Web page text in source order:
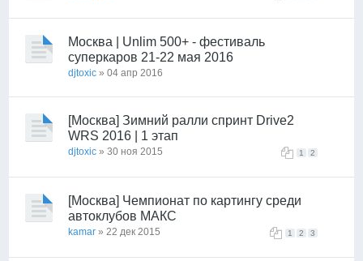
Москва | Unlim 500+ - фестиваль
суперкаров 21-22 мая 2016
djtoxic » 04 апр 2016
[Москва] Зимний ралли спринт Drive2
WRS 2016 | 1 этап
1 2
djtoxic » 30 ноя 2015
[Москва] Чемпионат по картингу среди
автоклубов МАКС
1 2 3
kamar » 22 дек 2015